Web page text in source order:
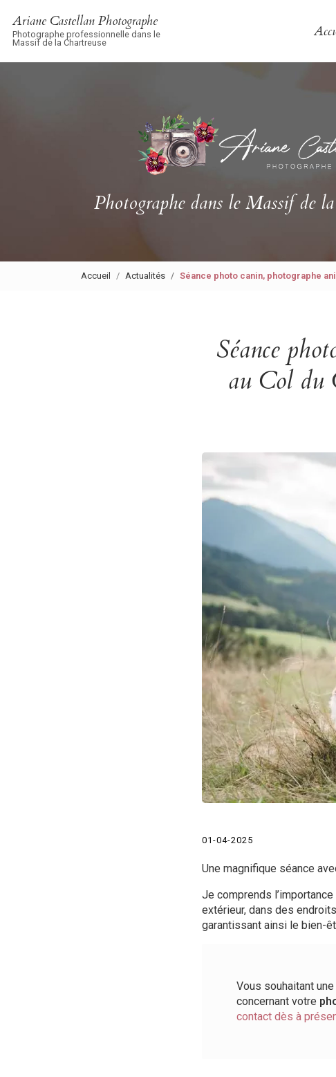
contenu
Ariane Castellan Photographe
Photographe professionnelle dans le
Massif de la Chartreuse
Photographe dans le Massif de
Accueil Actualités Séance photo canin, photographe
Séance
au Col du
01-04-2025
Une magnifique séance
Je comprends
extérieur, dans des
garantissant ainsi le bien-
Vous souhaitant
concernant votre
contact dès à